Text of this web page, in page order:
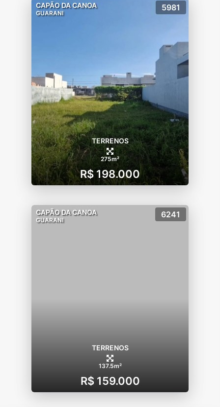
CAPÃO DA CANOA
GUARANI
5981
TERRENOS
275m²
R$ 198.000
CAPÃO DA CANOA
GUARANI
6241
TERRENOS
137.5m²
R$ 159.000